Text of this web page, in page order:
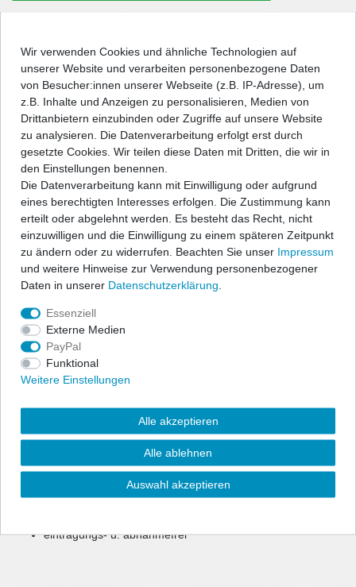
Wunschliste
* inkl. ges. MwSt. zzgl. Versandkosten
Beschreibung
Technische Daten
Angaben Produktsicherheit
Powerflex PU-Auspuffaufhängungen sind aus dem speziellen
Material "Polyurethane" gefertigt.
bedeutend langlebiger als herkömmliche Serien-Haltegummis. Im
Motorsport sind sie nicht mehr weg zu denken.
Und daher haben sie auch im Straßenverkehr ihre Vorzüge.
Vorteile auf einen Blick:
eintragungs- u. abnahmefrei
Wir verwenden Cookies und ähnliche Technologien auf
unserer Website und verarbeiten personenbezogene Daten
von Besucher:innen unserer Webseite (z.B. IP-Adresse), um
z.B. Inhalte und Anzeigen zu personalisieren, Medien von
Drittanbietern einzubinden oder Zugriffe auf unsere Website
zu analysieren. Die Datenverarbeitung erfolgt erst durch
gesetzte Cookies. Wir teilen diese Daten mit Dritten, die wir in
den Einstellungen benennen.
Die Datenverarbeitung kann mit Einwilligung oder aufgrund
eines berechtigten Interesses erfolgen. Die Zustimmung kann
erteilt oder abgelehnt werden. Es besteht das Recht, nicht
einzuwilligen und die Einwilligung zu einem späteren Zeitpunkt
zu ändern oder zu widerrufen. Beachten Sie unser Impressum
und weitere Hinweise zur Verwendung personenbezogener
Daten in unserer Daten­schutz­erklärung
Essenziell
Externe Medien
PayPal
Funktional
Weitere Einstellungen
Alle akzeptieren
Alle ablehnen
Auswahl akzeptieren